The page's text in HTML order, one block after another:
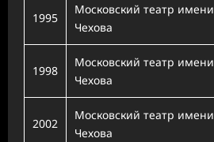
1995
Московский театр имени
Чехова
1998
Московский театр имени
Чехова
2002
Московский театр имени
Чехова